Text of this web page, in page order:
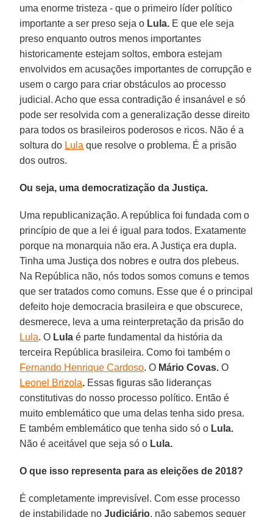
uma enorme tristeza - que o primeiro líder político
importante a ser preso seja o Lula. E que ele seja
preso enquanto outros menos importantes
historicamente estejam soltos, embora estejam
envolvidos em acusações importantes de corrupção e
usem o cargo para criar obstáculos ao processo
judicial. Acho que essa contradição é insanável e só
pode ser resolvida com a generalização desse direito
para todos os brasileiros poderosos e ricos. Não é a
soltura do Lula que resolve o problema. É a prisão
dos outros.
Ou seja, uma democratização da Justiça.
Uma republicanização. A república foi fundada com o
princípio de que a lei é igual para todos. Exatamente
porque na monarquia não era. A Justiça era dupla.
Tinha uma Justiça dos nobres e outra dos plebeus.
Na República não, nós todos somos comuns e temos
que ser tratados como comuns. Esse que é o principal
defeito hoje democracia brasileira e que obscurece,
desmerece, leva a uma reinterpretação da prisão do
Lula. O Lula é parte fundamental da história da
terceira República brasileira. Como foi também o
Fernando Henrique Cardoso. O Mário Covas. O
Leonel Brizola. Essas figuras são lideranças
constitutivas do nosso processo político. Então é
muito emblemático que uma delas tenha sido presa.
E também emblemático que tenha sido só o Lula.
Não é aceitável que seja só o Lula.
O que isso representa para as eleições de 2018?
É completamente imprevisível. Com esse processo
de instabilidade noJudiciário, não sabemos sequer